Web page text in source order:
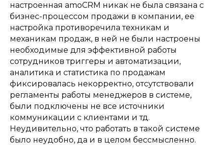
настроенная amoCRM никак не была связана с
бизнес-процессом продажи в компании, ее
настройка противоречила техникам и
механикам продаж, в ней не были настроены
необходимые для эффективной работы
сотрудников триггеры и автоматизации,
аналитика и статистика по продажам
фиксировалась некорректно, отсутствовали
регламенты работы менеджеров в системе,
были подключены не все источники
коммуникации с клиентами и тд.
Неудивительно, что работать в такой системе
было неудобно, да и в целом бессмысленно.